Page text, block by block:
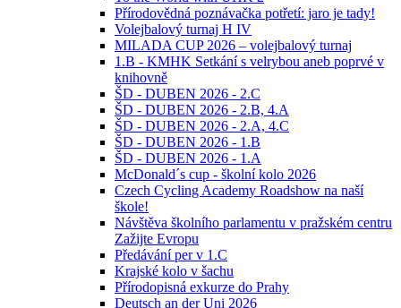
Přírodovědná poznávačka potřetí: jaro je tady!
Volejbalový turnaj H IV
MILADA CUP 2026 – volejbalový turnaj
1.B - KMHK Setkání s velrybou aneb poprvé v
knihovně
ŠD - DUBEN 2026 - 2.C
ŠD - DUBEN 2026 - 2.B, 4.A
ŠD - DUBEN 2026 - 2.A, 4.C
ŠD - DUBEN 2026 - 1.B
ŠD - DUBEN 2026 - 1.A
McDonald´s cup - školní kolo 2026
Czech Cycling Academy Roadshow na naší
škole!
Návštěva školního parlamentu v pražském centru
Zažijte Evropu
Předávání per v 1.C
Krajské kolo v šachu
Přírodopisná exkurze do Prahy
Deutsch an der Uni 2026